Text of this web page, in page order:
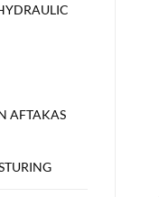
AFTAKAS